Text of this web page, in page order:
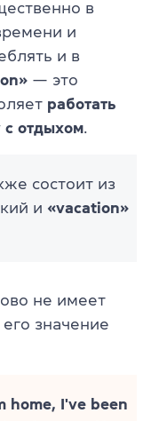
в
и
и в
— это
работать
с отдыхом.
состоит из
и «vacation»
не имеет
его значение
home, I've been